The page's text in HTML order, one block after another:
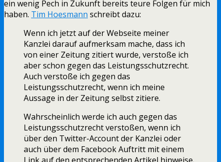
ein wenig Pech in Zukunft bereits teure Folgen für mich
haben. Tim Hoesmann schreibt dazu:
Wenn ich jetzt auf der Webseite meiner
Kanzlei darauf aufmerksam mache, dass ich
von einer Zeitung zitiert wurde, verstoße ich
aber schon gegen das Leistungsschutzrecht.
Auch verstoße ich gegen das
Leistungsschutzrecht, wenn ich meine
Aussage in der Zeitung selbst zitiere.
Wahrscheinlich werde ich auch gegen das
Leistungsschutzrecht verstoßen, wenn ich
über den Twitter-Account der Kanzlei oder
auch über dem Facebook Auftritt mit einem